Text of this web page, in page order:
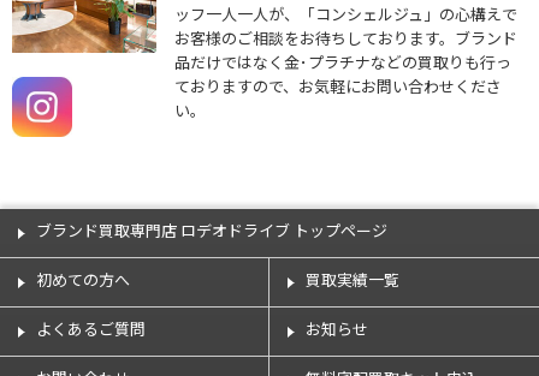
ッフ一人一人が、「コンシェルジュ」の心構えで
お客様のご相談をお待ちしております。ブランド
品だけではなく金･プラチナなどの買取りも行っ
ておりますので、お気軽にお問い合わせくださ
い。
ブランド買取専門店 ロデオドライブ トップページ
初めての方へ 買取実績一覧
よくあるご質問 お知らせ